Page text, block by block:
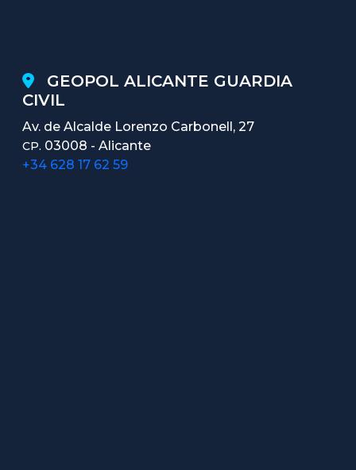
GEOPOL ALICANTE GUARDIA
CIVIL
Av. de Alcalde Lorenzo Carbonell, 27
CP. 03008 - Alicante
+34 628 17 62 59